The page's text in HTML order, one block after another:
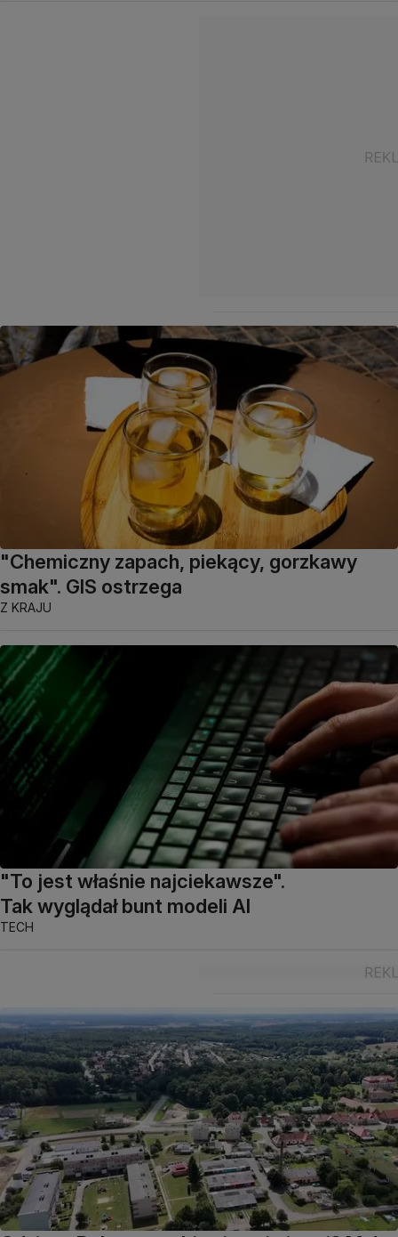
"Chemiczny zapach, piekący, gorzkawy
smak". GIS ostrzega
Z KRAJU
"To jest właśnie najciekawsze".
Tak wyglądał bunt modeli AI
TECH